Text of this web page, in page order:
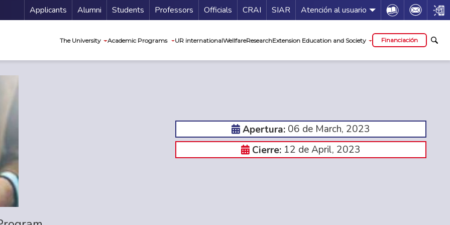
Menu Secundario
Applicants Alumni Students Professors Officials Guía de servicios
CRAI SIAR Atención al usuario Icon Icon Icon
The University Academic Programs UR internationalWellfareResearchExtension Education and Society Financiación
Apertura: 06 de March, 2023
Cierre: 12 de April, 2023